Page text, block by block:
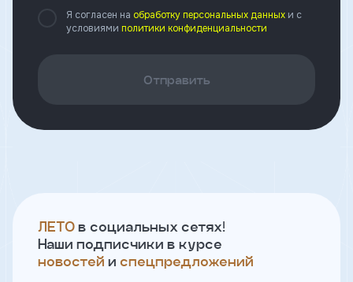
Я согласен на обработку персональных данных и с
условиями политики конфиденциальности
Отправить
ЛЕТО в социальных сетях!
Наши подписчики в курсе
новостей и спецпредложений
конфиденциальности
Откликнуться
Телефон